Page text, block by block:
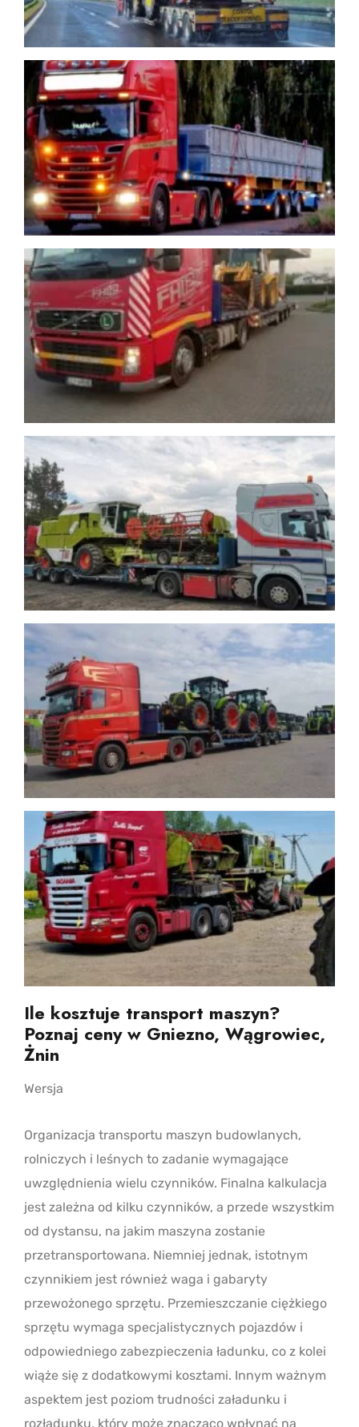
Ile kosztuje transport maszyn?
Poznaj ceny w Gniezno, Wągrowiec,
Żnin
Wersja
Organizacja transportu maszyn budowlanych,
rolniczych i leśnych to zadanie wymagające
uwzględnienia wielu czynników. Finalna kalkulacja
jest zależna od kilku czynników, a przede wszystkim
od dystansu, na jakim maszyna zostanie
przetransportowana. Niemniej jednak, istotnym
czynnikiem jest również waga i gabaryty
przewożonego sprzętu. Przemieszczanie ciężkiego
sprzętu wymaga specjalistycznych pojazdów i
odpowiedniego zabezpieczenia ładunku, co z kolei
wiąże się z dodatkowymi kosztami. Innym ważnym
aspektem jest poziom trudności załadunku i
rozładunku, który może znacząco wpłynąć na